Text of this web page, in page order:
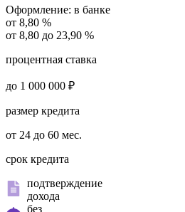
Оформление: в банке
от 8,80 %
от 8,80 до 23,90 %
процентная ставка
до 1 000 000 ₽
размер кредита
от 24 до 60 мес.
срок кредита
подтверждение
дохода
без